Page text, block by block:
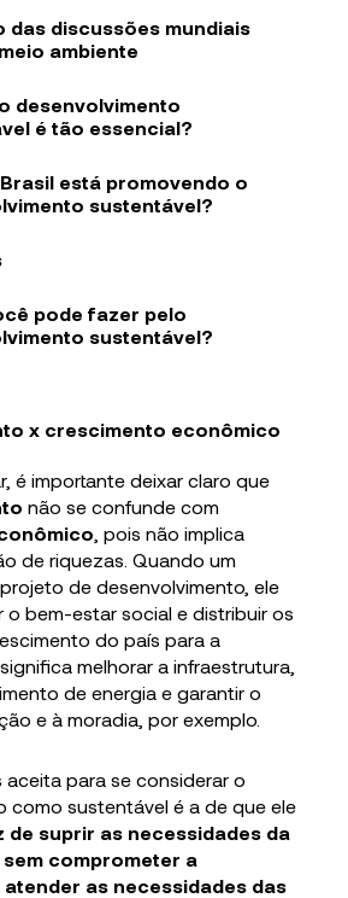
das discussões mundiais
ambiente
desenvolvimento
é tão essencial?
está promovendo o
sustentável?
pode fazer pelo
sustentável?
x crescimento econômico
é importante deixar claro que
não se confunde com
, pois não implica
de riquezas. Quando um
de desenvolvimento, ele
o bem-estar social e distribuir os
do país para a
melhorar a infraestrutura,
de energia e garantir o
e à moradia, por exemplo.
aceita para se considerar o
como sustentável é a de que ele
de suprir as necessidades da
comprometer a
as necessidades das